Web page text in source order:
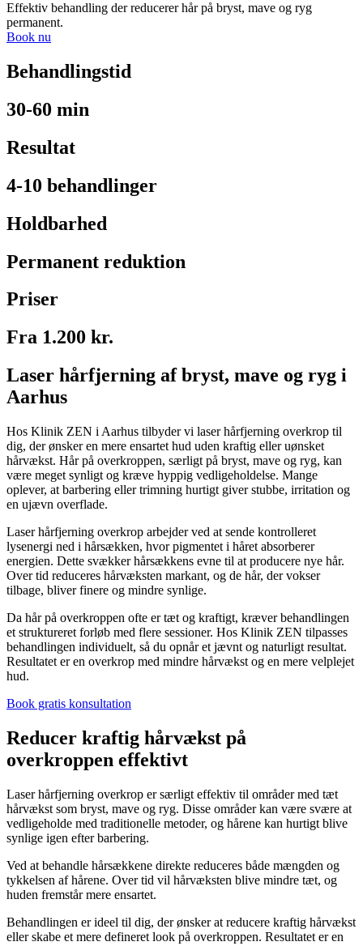
Effektiv behandling der reducerer hår på bryst, mave og ryg
permanent.
Book nu
Behandlingstid
30-60 min
Resultat
4-10 behandlinger
Holdbarhed
Permanent reduktion
Priser
Fra 1.200 kr.
Laser hårfjerning af bryst, mave og ryg i
Aarhus
Hos Klinik ZEN i Aarhus tilbyder vi laser hårfjerning overkrop til
dig, der ønsker en mere ensartet hud uden kraftig eller uønsket
hårvækst. Hår på overkroppen, særligt på bryst, mave og ryg, kan
være meget synligt og kræve hyppig vedligeholdelse. Mange
oplever, at barbering eller trimning hurtigt giver stubbe, irritation og
en ujævn overflade.
Laser hårfjerning overkrop arbejder ved at sende kontrolleret
lysenergi ned i hårsækken, hvor pigmentet i håret absorberer
energien. Dette svækker hårsækkens evne til at producere nye hår.
Over tid reduceres hårvæksten markant, og de hår, der vokser
tilbage, bliver finere og mindre synlige.
Da hår på overkroppen ofte er tæt og kraftigt, kræver behandlingen
et struktureret forløb med flere sessioner. Hos Klinik ZEN tilpasses
behandlingen individuelt, så du opnår et jævnt og naturligt resultat.
Resultatet er en overkrop med mindre hårvækst og en mere velplejet
hud.
Book gratis konsultation
Reducer kraftig hårvækst på
overkroppen effektivt
Laser hårfjerning overkrop er særligt effektiv til områder med tæt
hårvækst som bryst, mave og ryg. Disse områder kan være svære at
vedligeholde med traditionelle metoder, og hårene kan hurtigt blive
synlige igen efter barbering.
Ved at behandle hårsækkene direkte reduceres både mængden og
tykkelsen af hårene. Over tid vil hårvæksten blive mindre tæt, og
huden fremstår mere ensartet.
Behandlingen er ideel til dig, der ønsker at reducere kraftig hårvækst
eller skabe et mere defineret look på overkroppen. Resultatet er en